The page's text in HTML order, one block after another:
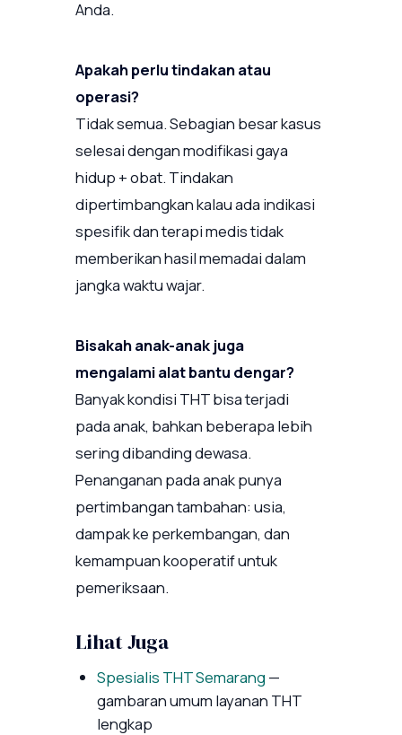
Anda.
Apakah perlu tindakan atau
operasi?
Tidak semua. Sebagian besar kasus
selesai dengan modifikasi gaya
hidup + obat. Tindakan
dipertimbangkan kalau ada indikasi
spesifik dan terapi medis tidak
memberikan hasil memadai dalam
jangka waktu wajar.
Bisakah anak-anak juga
mengalami alat bantu dengar?
Banyak kondisi THT bisa terjadi
pada anak, bahkan beberapa lebih
sering dibanding dewasa.
Penanganan pada anak punya
pertimbangan tambahan: usia,
dampak ke perkembangan, dan
kemampuan kooperatif untuk
pemeriksaan.
Lihat Juga
Spesialis THT Semarang—
gambaran umum layanan THT
lengkap